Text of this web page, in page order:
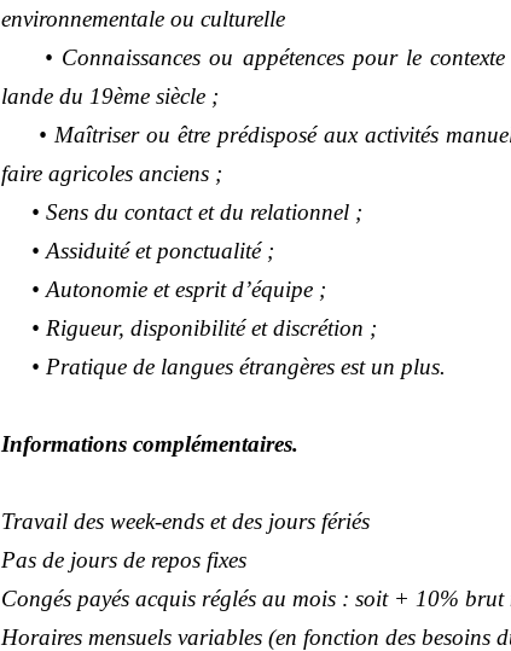
environnementale ou culturelle
• Connaissances ou appétences pour le
lande du 19ème siècle ;
• Maîtriser ou être prédisposé aux activités
faire agricoles anciens ;
• Sens du contact et du relationnel ;
• Assiduité et ponctualité ;
• Autonomie et esprit d’équipe ;
• Rigueur, disponibilité et discrétion ;
• Pratique de langues étrangères est un plus.
Informations complémentaires.
Travail des week-ends et des jours fériés
Pas de jours de repos fixes
Congés payés acquis réglés au mois : soit + 10% brut
Horaires mensuels variables (en fonction des besoins